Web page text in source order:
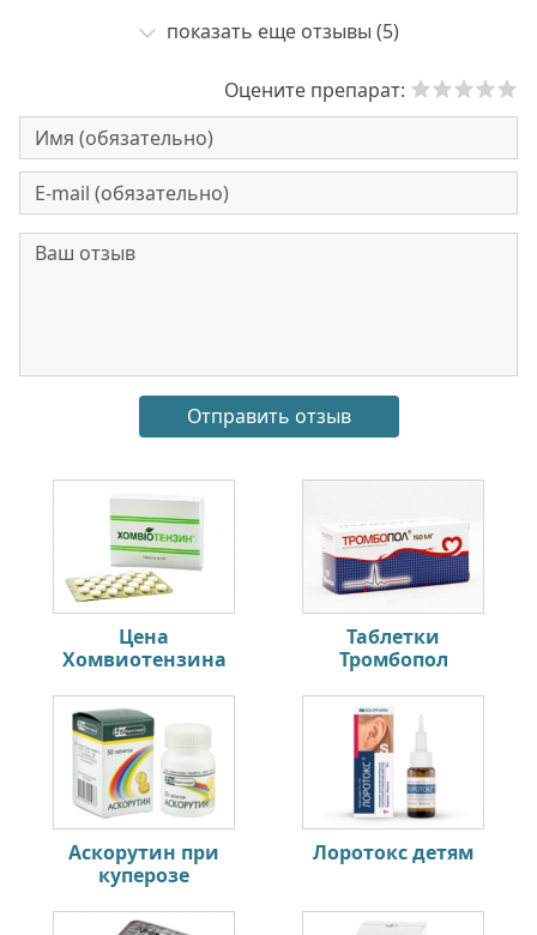
показать еще отзывы (5)
Оцените препарат:
Цена
Хомвиотензина
Таблетки
Тромбопол
Аскорутин при
куперозе
Лоротокс детям